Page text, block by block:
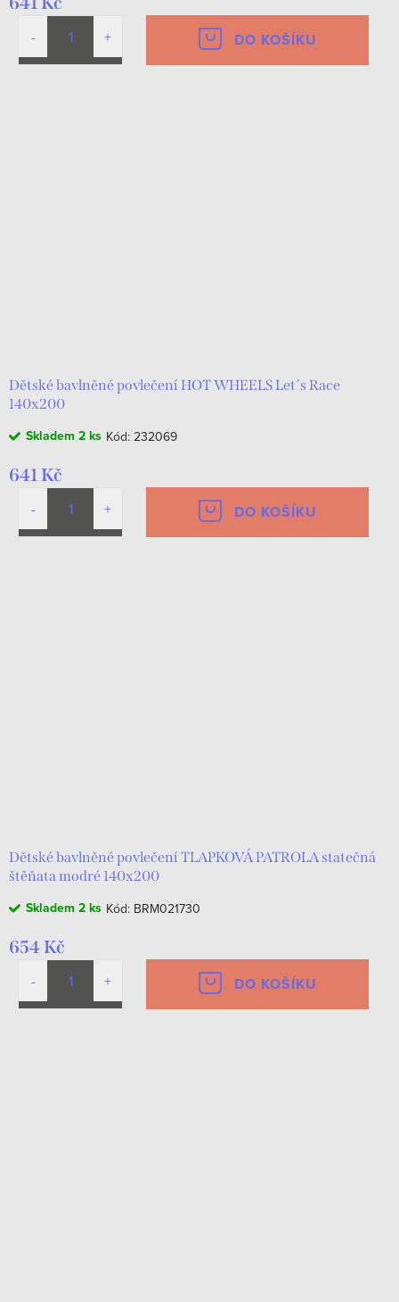
DO KOŠÍKU
Dětské bavlněné povlečení HOT WHEELS Let´s Race
140x200
Skladem 2 ks Kód: 232069
641 Kč
DO KOŠÍKU
Dětské bavlněné povlečení TLAPKOVÁ PATROLA statečná
štěňata modré 140x200
Skladem 2 ks Kód: BRM021730
654 Kč
DO KOŠÍKU